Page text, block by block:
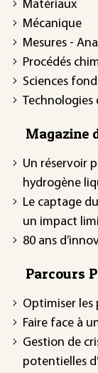
Matériaux
Mécanique
Mesures -
Procédés
Sciences
Magazine
Un réservoir
hydrogène
Le captage
un impact
80 ans
Parcours
Optimiser les
Faire face à
Gestion de
potentielles